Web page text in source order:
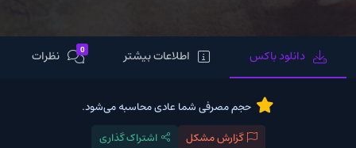
دانلود باکس اطلاعات بیشتر 0 نظرات
حجم مصرفی شما عادی محاسبه می‌شود.
گزارش مشکل
اشتراک گذاری